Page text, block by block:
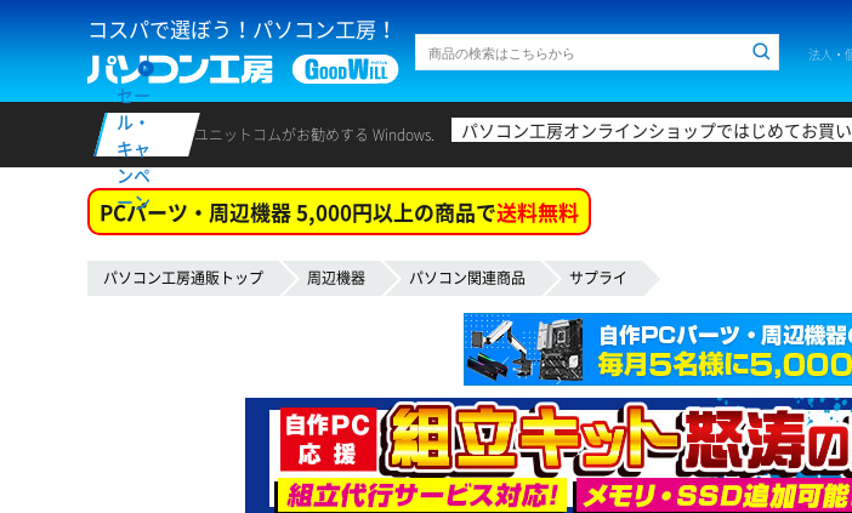
コスパで選ぼう！パソコン工房！
法人・
セー
ル・
キャ
ンペ
ーン
ユニットコムがお勧めする Windows. パソコン工房オンラインショップではじめてお買
PCパーツ・周辺機器 5,000円以上の商品で送料無料
パソコン工房通販トップ 周辺機器 パソコン関連商品 サプライ